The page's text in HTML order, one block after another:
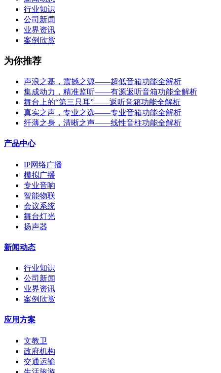
行业知识
公司新闻
业界资讯
案例欣赏
为你推荐
声浪之基，震撼之源——超低音箱功能全解析
集成动力，精准监听——有源返听音箱功能全解析
舞台上的“第三只耳”——返听音箱功能全解析
真实之声，专业之选——专业音箱功能全解析
纤薄之身，清晰之声——线性音柱功能全解析
产品中心
IP网络广播
模拟广播
专业音响
智能物联
会议系统
舞台灯光
扬声器
新闻动态
行业知识
公司新闻
业界资讯
案例欣赏
应用方案
文教卫
政府机构
交通运输